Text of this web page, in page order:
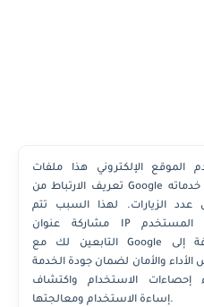
الموقع الإلكتروني هذا ملفات
تعريف الارتباط من Google لتقديم خدماته
عدد الزيارات. لهذا السبب تتم
مشاركة عنوان IP ووكيل المستخدم
التابعين لك مع Google بالإضافة إلى
الأداء والأمان لضمان جودة الخدمة
إحصاءات الاستخدام واكتشاف
إساءة الاستخدام ومعالجتها.